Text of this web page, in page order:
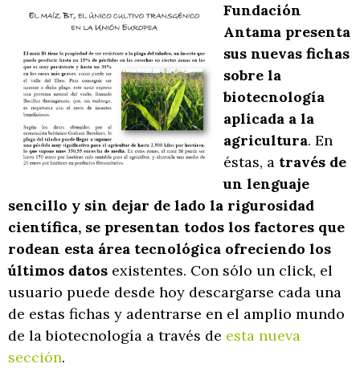
Fundación
Antama presenta
sus nuevas fichas
sobre la
biotecnología
aplicada a la
agricultura. En
éstas, a través de
un lenguaje
sencillo y sin dejar de lado la rigurosidad
científica, se presentan todos los factores que
rodean esta área tecnológica ofreciendo los
últimos datos existentes. Con sólo un click, el
usuario puede desde hoy descargarse cada una
de estas fichas y adentrarse en el amplio mundo
de la biotecnología a través de esta nueva
sección.